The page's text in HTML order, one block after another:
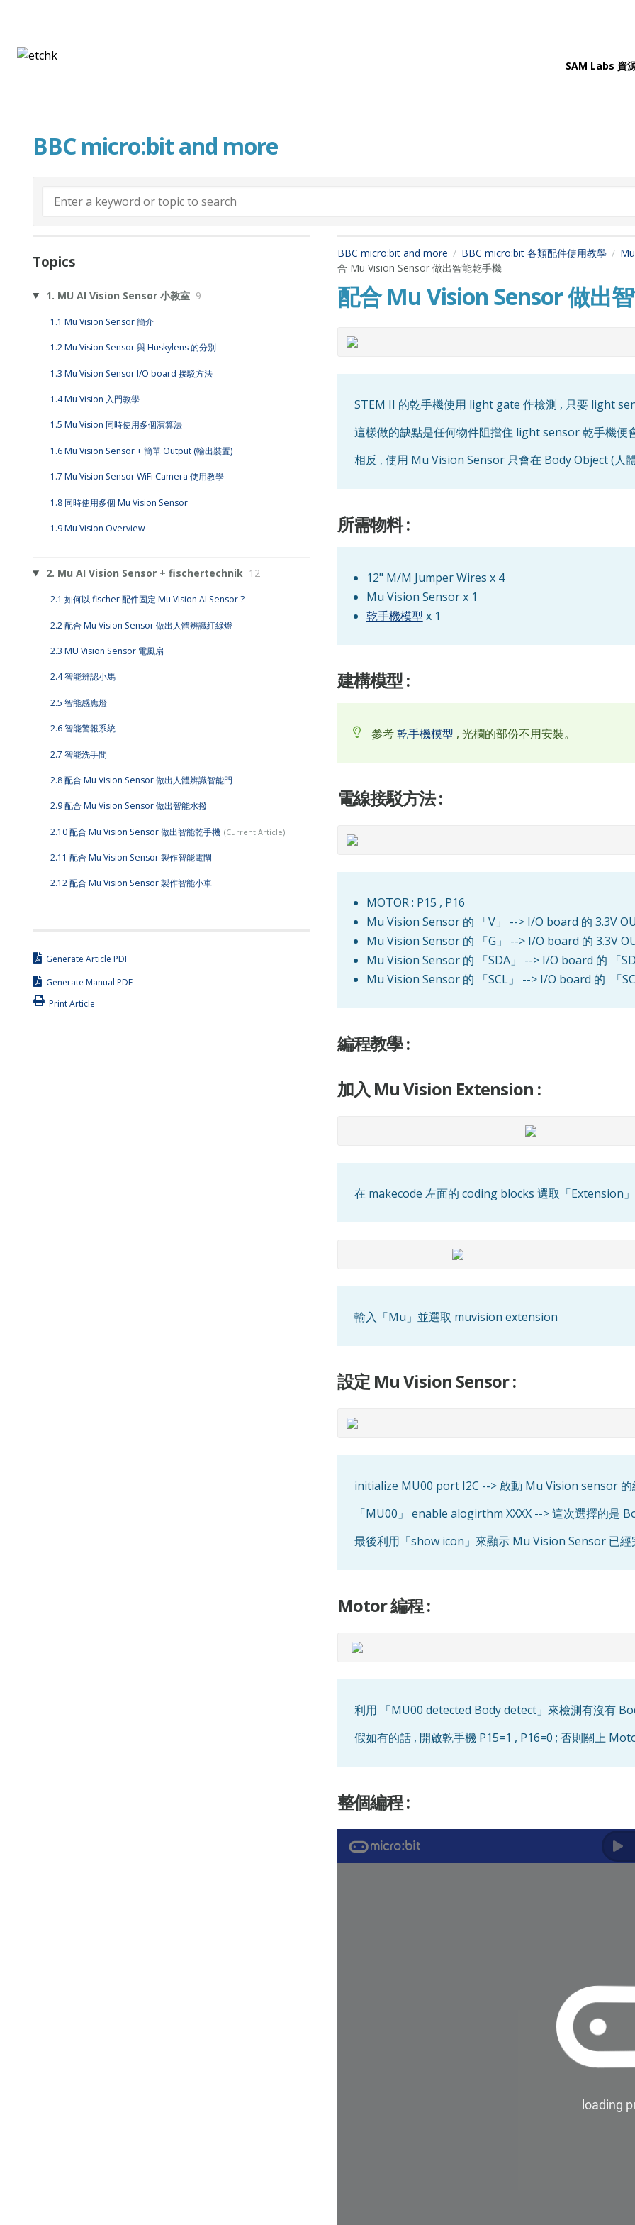
SAM Labs 資
BBC micro:bit and more
BBC micro:bit and more BBC micro:bit 各類配件使用教學
合 Mu Vision Sensor 做出智能乾手機
配合 Mu Vision Sensor 做出
STEM II 的乾手機使用 light gate 作檢測 , 只要 light
這樣做的缺點是任何物件阻擋住 light sensor 乾手機便
相反 , 使用 Mu Vision Sensor 只會在 Body Object (人
所需物料 :
12" M/M Jumper Wires x 4
Mu Vision Sensor x 1
乾手機模型 x 1
建構模型 :
參考乾手機模型 , 光欄的部份不用安裝。
電線接駁方法 :
MOTOR : P15 , P16
Mu Vision Sensor 的 「V」 --> I/O board 的 3.3V
Mu Vision Sensor 的 「G」 --> I/O board 的 3.3V
Mu Vision Sensor 的 「SDA」 --> I/O board 的 「
Mu Vision Sensor 的 「SCL」 --> I/O board 的 「
編程教學 :
加入 Mu Vision Extension :
在 makecode 左面的 coding blocks 選取「Extension」
輸入「Mu」並選取 muvision extension
設定 Mu Vision Sensor :
initialize MU00 port I2C --> 啟動 Mu Vision sensor 的
「MU00」 enable alogirthm XXXX --> 這次選擇的是
最後利用「show icon」來顯示 Mu Vision Sensor 已經
Motor 編程 :
利用 「MU00 detected Body detect」來檢測有沒有
假如有的話 , 開啟乾手機 P15=1 , P16=0 ; 否則關上
整個編程 :
Topics
1. MU AI Vision Sensor 小教室 9
1.1 Mu Vision Sensor 簡介
1.2 Mu Vision Sensor 與 Huskylens 的分別
1.3 Mu Vision Sensor I/O board 接駁方法
1.4 Mu Vision 入門教學
1.5 Mu Vision 同時使用多個演算法
1.6 Mu Vision Sensor + 簡單 Output (輸出裝置)
1.7 Mu Vision Sensor WiFi Camera 使用教學
1.8 同時使用多個 Mu Vision Sensor
1.9 Mu Vision Overview
2. Mu AI Vision Sensor + fischertechnik 12
2.1 如何以 fischer 配件固定 Mu Vision AI Sensor ?
2.2 配合 Mu Vision Sensor 做出人體辨識紅綠燈
2.3 MU Vision Sensor 電風扇
2.4 智能辨認小馬
2.5 智能感應燈
2.6 智能警報系統
2.7 智能洗手間
2.8 配合 Mu Vision Sensor 做出人體辨識智能門
2.9 配合 Mu Vision Sensor 做出智能水撥
2.10 配合 Mu Vision Sensor 做出智能乾手機
2.11 配合 Mu Vision Sensor 製作智能電閘
2.12 配合 Mu Vision Sensor 製作智能小車
Generate Article PDF
Generate Manual PDF
Print Article